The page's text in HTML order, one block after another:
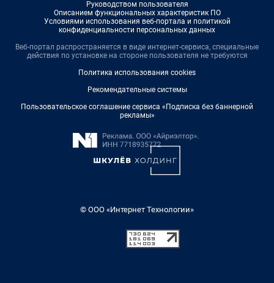
Руководством пользователя
Описанием функциональных характеристик ПО
Условиями использования веб-портала и политикой
конфиденциальности персональных данных
Веб-портал распространяется в виде интернет-сервиса, специальные
действия по установке на стороне пользователя не требуются
Политика использования cookies
Рекомендательные системы
Пользовательское соглашение сервиса «Подписка без баннерной
рекламы»
© ООО «Интернет Технологии»